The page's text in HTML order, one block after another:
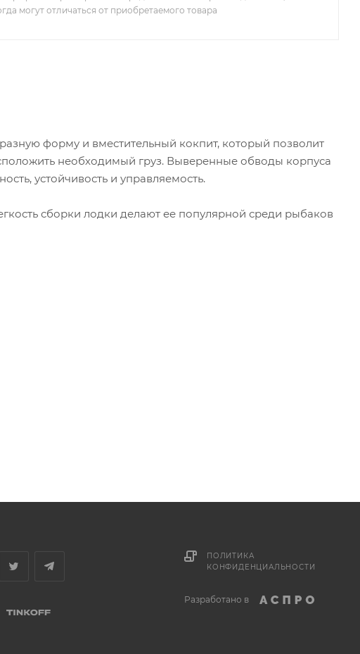
могут отличаться от приобретаемого товара
форму и вместительный кокпит, который позволит
необходимый груз. Выверенные обводы корпуса
устойчивость и управляемость.
сборки лодки делают ее популярной среди рыбаков
ПОЛИТИКА
КОНФИДЕНЦИАЛЬНОСТИ
Разработано в